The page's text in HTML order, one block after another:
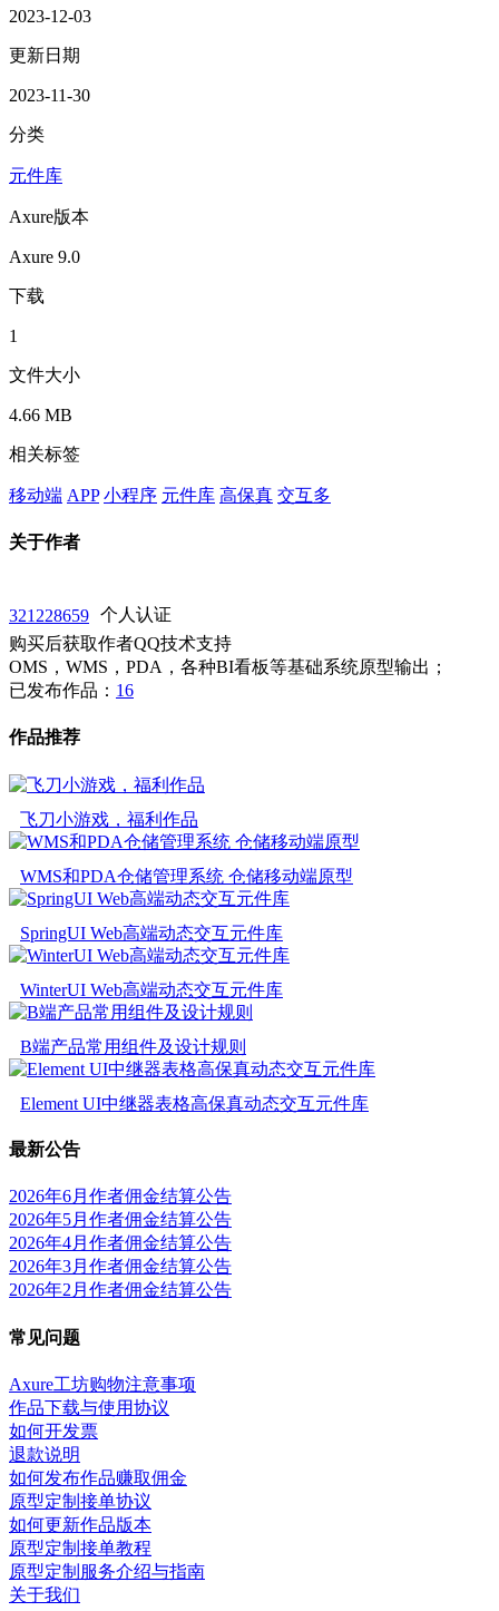
2023-12-03
更新日期
2023-11-30
分类
元件库
Axure版本
Axure 9.0
下载
1
文件大小
4.66 MB
相关标签
移动端 APP 小程序 元件库 高保真 交互多
关于作者
321228659
个人认证
购买后获取作者QQ技术支持
OMS，WMS，PDA，各种BI看板等基础系统原型输出；
已发布作品： 16
作品推荐
飞刀小游戏，福利作品
WMS和PDA仓储管理系统 仓储移动端原型
SpringUI Web高端动态交互元件库
WinterUI Web高端动态交互元件库
B端产品常用组件及设计规则
Element UI中继器表格高保真动态交互元件库
最新公告
2026年6月作者佣金结算公告
2026年5月作者佣金结算公告
2026年4月作者佣金结算公告
2026年3月作者佣金结算公告
2026年2月作者佣金结算公告
常见问题
Axure工坊购物注意事项
作品下载与使用协议
如何开发票
退款说明
如何发布作品赚取佣金
原型定制接单协议
如何更新作品版本
原型定制接单教程
原型定制服务介绍与指南
关于我们